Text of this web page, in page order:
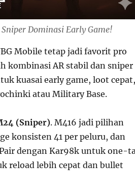
Dominasi Early Game!
Mobile tetap jadi favorit pro
kombinasi AR stabil dan sniper
kuasai early game, loot cepat,
atau Military Base.
(Sniper). M416 jadi pilihan
konsisten 41 per peluru, dan
dengan Kar98k untuk one-
reload lebih cepat dan bullet